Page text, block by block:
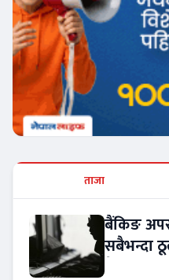
ताजा
बैंकिङ
सबैभन्दा